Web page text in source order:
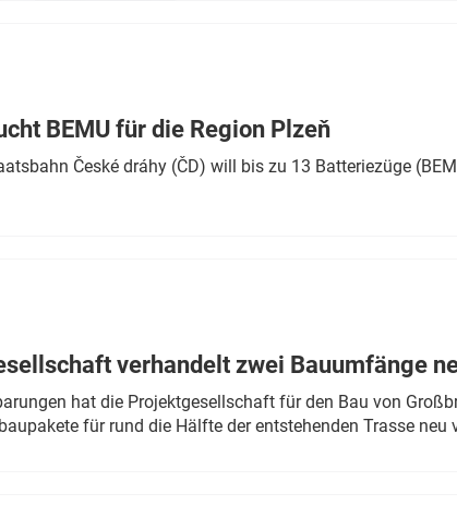
BEMU für die Region Plzeň
České dráhy (ČD) will bis zu 13 Batteriezüge
verhandelt zwei Bauumfänge
hat die Projektgesellschaft für den Bau von
für rund die Hälfte der entstehenden Trasse neu